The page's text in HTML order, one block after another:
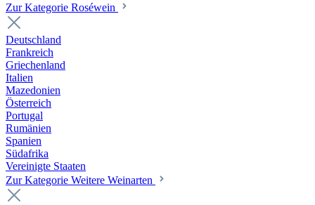
Zur Kategorie Roséwein
Deutschland
Frankreich
Griechenland
Italien
Mazedonien
Österreich
Portugal
Rumänien
Spanien
Südafrika
Vereinigte Staaten
Zur Kategorie Weitere Weinarten